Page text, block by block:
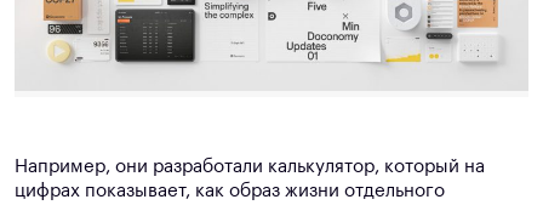
Например, они разработали калькулятор, который на
цифрах показывает, как образ жизни отдельного